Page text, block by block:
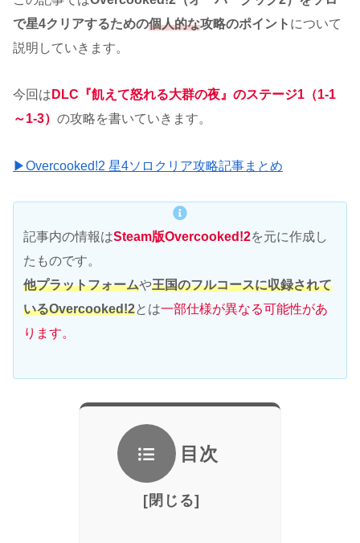
で星4クリアするための個人的な攻略のポイント について
説明していきます。
今回は DLC『飢えて怒れる大群の夜』のステージ1（1-1
～1-3） の攻略を書いていきます。
▶Overcooked!2 星4ソロクリア攻略記事まとめ
記事内の情報はSteam版Overcooked!2を元に作成し
たものです。
他プラットフォームや王国のフルコースに収録されて
いるOvercooked!2とは一部仕様が異なる可能性があ
ります。
目次